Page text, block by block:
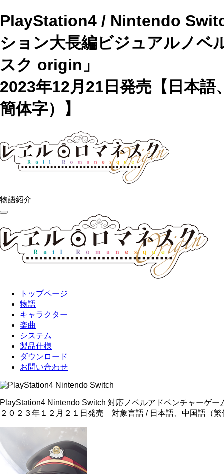
PlayStation4 / Nintendo
ション大長編ビジュアルノベ
スク origin」
2023年12月21日発売【日本語
簡体字）】
物語紹介
トップページ
物語
キャラクター
楽曲
システム
製品仕様
ダウンロード
お問い合わせ
PlayStation4 Nintendo Switch 対応ノベルアドベンチャーゲー
２０２３年１２月２１日発売 対象言語 / 日本語、中国語（繁